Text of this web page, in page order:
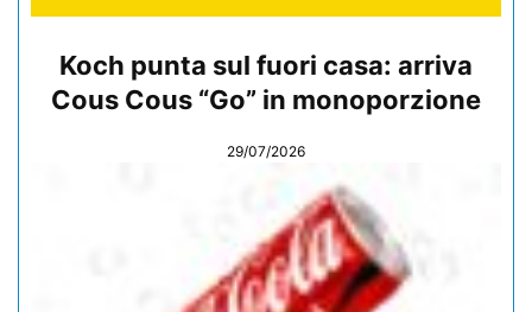
Koch punta sul fuori casa: arriva
Cous Cous “Go” in monoporzione
29/07/2026